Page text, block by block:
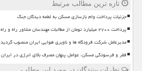
تازه ترین مطالب مرتبط
جزئیات پرداخت وام بازسازی مسکن به لطمه دیدگان جنگ
پرداخت ۲۷۰۰ میلیارد تومان از مطالبات مهندسان مشاور راه و راه آهن
مدیرعامل شرکت فرودگاه ها و ناوبری هوایی ایران منصوب گردید
فقر و فرسودگی مسکن، عوامل پنهان مصرف بالای انرژی در ایران